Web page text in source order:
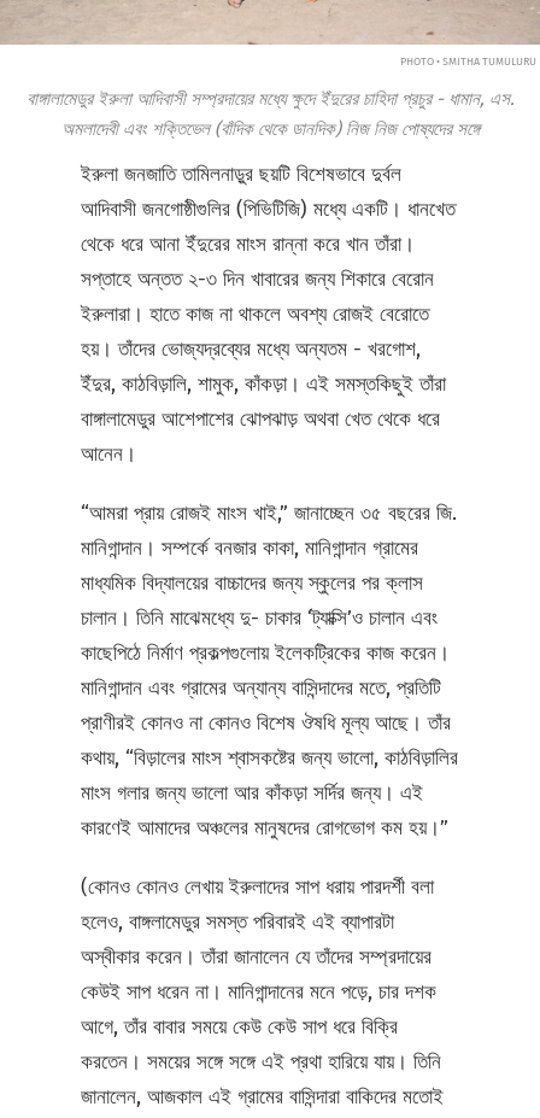
PHOTO • SMITHA TUMULURU
বাঙ্গালামেডুর ইরুলা আদিবাসী সম্প্রদায়ের মধ্যে ক্ষুদে ইঁদুরের চাহিদা প্রচুর - ধামান, এস.
অমলাদেবী এবং শক্তিভেল (বাঁদিক থেকে ডানদিক) নিজ নিজ পোষ্যদের সঙ্গে
ইরুলা জনজাতি তামিলনাড়ুর ছয়টি বিশেষভাবে দুর্বল
আদিবাসী জনগোষ্ঠীগুলির (পিভিটিজি) মধ্যে একটি। ধানখেত
থেকে ধরে আনা ইঁদুরের মাংস রান্না করে খান তাঁরা।
সপ্তাহে অন্তত ২-৩ দিন খাবারের জন্য শিকারে বেরোন
ইরুলারা। হাতে কাজ না থাকলে অবশ্য রোজই বেরোতে
হয়। তাঁদের ভোজ্যদ্রব্যের মধ্যে অন্যতম - খরগোশ,
ইঁদুর, কাঠবিড়ালি, শামুক, কাঁকড়া। এই সমস্তকিছুই তাঁরা
বাঙ্গালামেডুর আশেপাশের ঝোপঝাড় অথবা খেত থেকে ধরে
আনেন।
“আমরা প্রায় রোজই মাংস খাই,” জানাচ্ছেন ৩৫ বছরের জি.
মানিগান্দান। সম্পর্কে বনজার কাকা, মানিগান্দান গ্রামের
মাধ্যমিক বিদ্যালয়ের বাচ্চাদের জন্য স্কুলের পর ক্লাস
চালান। তিনি মাঝেমধ্যে দু- চাকার ‘ট্যাক্সি’ও চালান এবং
কাছেপিঠে নির্মাণ প্রকল্পগুলোয় ইলেকট্রিকের কাজ করেন।
মানিগান্দান এবং গ্রামের অন্যান্য বাসিন্দাদের মতে, প্রতিটি
প্রাণীরই কোনও না কোনও বিশেষ ঔষধি মূল্য আছে। তাঁর
কথায়, “বিড়ালের মাংস শ্বাসকষ্টের জন্য ভালো, কাঠবিড়ালির
মাংস গলার জন্য ভালো আর কাঁকড়া সর্দির জন্য। এই
কারণেই আমাদের অঞ্চলের মানুষদের রোগভোগ কম হয়।”
(কোনও কোনও লেখায় ইরুলাদের সাপ ধরায় পারদর্শী বলা
হলেও, বাঙ্গলামেডুর সমস্ত পরিবারই এই ব্যাপারটা
অস্বীকার করেন। তাঁরা জানালেন যে তাঁদের সম্প্রদায়ের
কেউই সাপ ধরেন না। মানিগান্দানের মনে পড়ে, চার দশক
আগে, তাঁর বাবার সময়ে কেউ কেউ সাপ ধরে বিক্রি
করতেন। সময়ের সঙ্গে সঙ্গে এই প্রথা হারিয়ে যায়। তিনি
জানালেন, আজকাল এই গ্রামের বাসিন্দারা বাকিদের মতোই